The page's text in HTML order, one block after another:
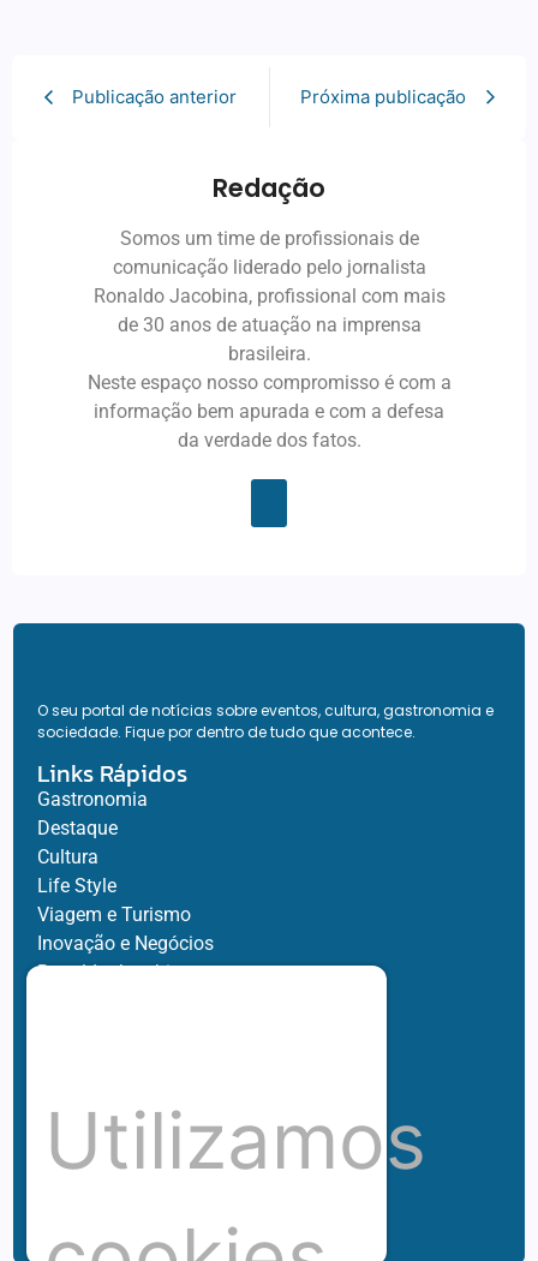
Publicação anterior Próxima publicação
Redação
Somos um time de profissionais de
comunicação liderado pelo jornalista
Ronaldo Jacobina, profissional com mais
de 30 anos de atuação na imprensa
brasileira.
Neste espaço nosso compromisso é com a
informação bem apurada e com a defesa
da verdade dos fatos.
O seu portal de notícias sobre eventos, cultura, gastronomia e
sociedade. Fique por dentro de tudo que acontece.
Links Rápidos
Gastronomia
Destaque
Cultura
Life Style
Viagem e Turismo
Inovação e Negócios
Ronaldo Jacobina
Hubnexxo
Redes
Utilizamos